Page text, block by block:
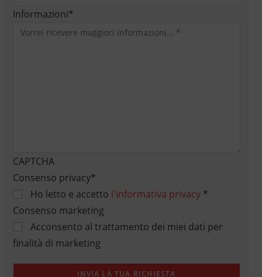
Informazioni*
CAPTCHA
Consenso privacy*
Ho letto e accetto l'informativa privacy*
Consenso marketing
Acconsento al trattamento dei miei dati per
finalità di marketing